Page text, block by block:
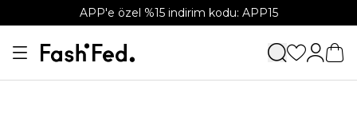
APP'e özel %15 indirim kodu: APP15